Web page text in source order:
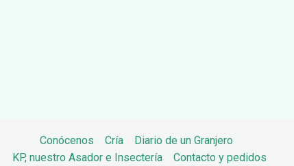
Conócenos Cría
Diario de un Granjero
KP, nuestro Asador e Insectería
Contacto y pedidos